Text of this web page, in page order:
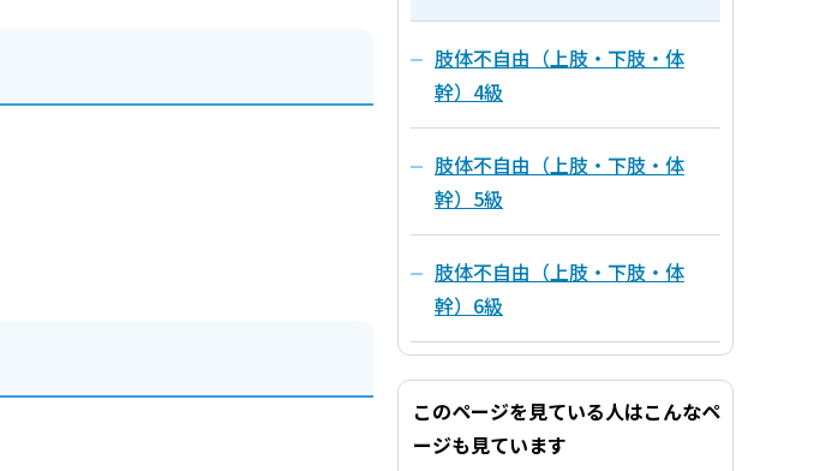
肢体不自由（上肢・下肢・体
幹）4級
肢体不自由（上肢・下肢・体
幹）5級
肢体不自由（上肢・下肢・体
幹）6級
このページを見ている人はこんなペ
ージも見ています